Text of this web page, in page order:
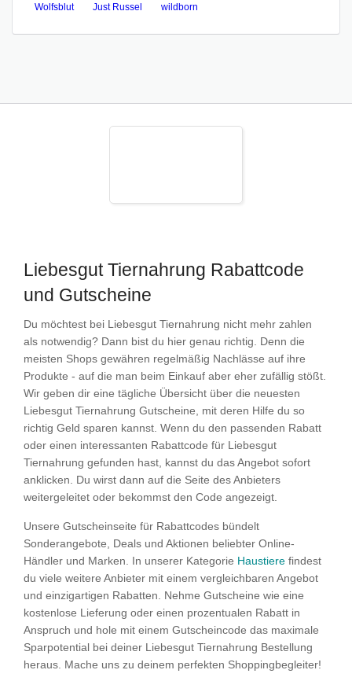
Wolfsblut Just Russel wildborn
Liebesgut Tiernahrung Rabattcode
und Gutscheine
Du möchtest bei Liebesgut Tiernahrung nicht mehr zahlen
als notwendig? Dann bist du hier genau richtig. Denn die
meisten Shops gewähren regelmäßig Nachlässe auf ihre
Produkte - auf die man beim Einkauf aber eher zufällig stößt.
Wir geben dir eine tägliche Übersicht über die neuesten
Liebesgut Tiernahrung Gutscheine, mit deren Hilfe du so
richtig Geld sparen kannst. Wenn du den passenden Rabatt
oder einen interessanten Rabattcode für Liebesgut
Tiernahrung gefunden hast, kannst du das Angebot sofort
anklicken. Du wirst dann auf die Seite des Anbieters
weitergeleitet oder bekommst den Code angezeigt.
Unsere Gutscheinseite für Rabattcodes bündelt
Sonderangebote, Deals und Aktionen beliebter Online-
Händler und Marken. In unserer Kategorie Haustiere findest
du viele weitere Anbieter mit einem vergleichbaren Angebot
und einzigartigen Rabatten. Nehme Gutscheine wie eine
kostenlose Lieferung oder einen prozentualen Rabatt in
Anspruch und hole mit einem Gutscheincode das maximale
Sparpotential bei deiner Liebesgut Tiernahrung Bestellung
heraus. Mache uns zu deinem perfekten Shoppingbegleiter!